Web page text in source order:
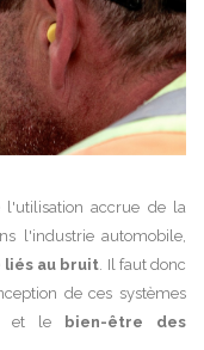
accrue de la
l'industrie automobile,
liés au bruit. Il faut donc
de ces systèmes
et le
bien-être des